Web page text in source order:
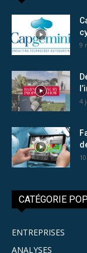
9
4
CATÉGORIE
ENTREPRISES
ANALYSES